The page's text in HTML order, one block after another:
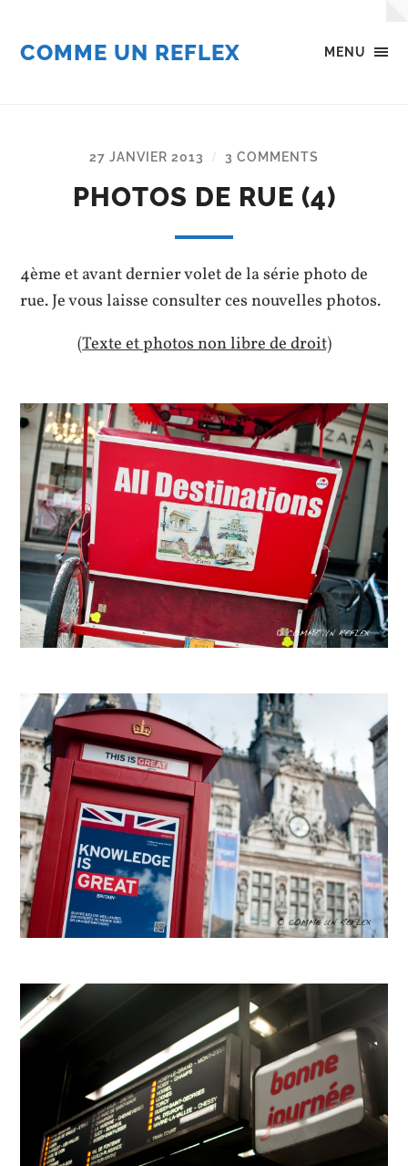
MENU
COMME UN REFLEX
27 JANVIER 2013 / 3 COMMENTS
PHOTOS DE RUE (4)
4ème et avant dernier volet de la série photo de
rue. Je vous laisse consulter ces nouvelles photos.
(Texte et photos non libre de droit)